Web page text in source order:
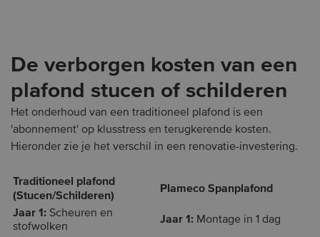
De verborgen kosten van een
plafond stucen of schilderen
Het onderhoud van een traditioneel plafond is een
'abonnement' op klusstress en terugkerende kosten.
Hieronder zie je het verschil in een renovatie-investering.
Traditioneel plafond
(Stucen/Schilderen)
Plameco Spanplafond
Jaar 1: Scheuren en
stofwolken
Jaar 1: Montage in 1 dag